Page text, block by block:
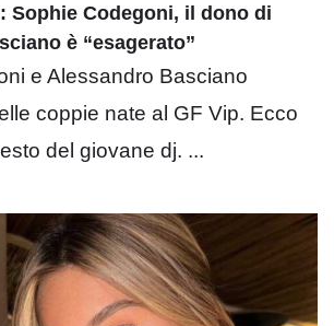
Sophie Codegoni, il dono di
è “esagerato”
e Alessandro Basciano
coppie nate al GF Vip. Ecco
del giovane dj. ...